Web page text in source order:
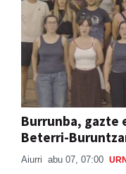
Burrunba, gazte
Beterri-
Aiurri abu 07, 07:00